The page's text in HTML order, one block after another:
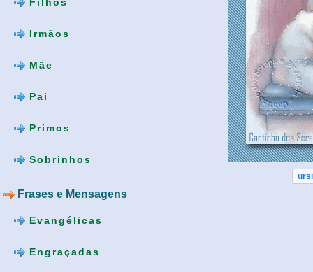
Irmãos
Mãe
Pai
Primos
Sobrinhos
Frases e Mensagens
Evangélicas
Engraçadas